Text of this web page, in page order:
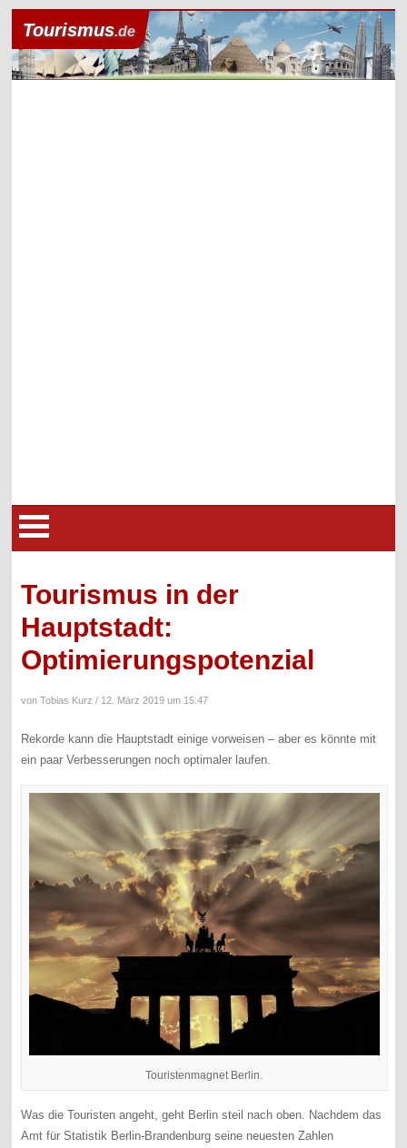
Tourismus.de
Tourismus in der
Hauptstadt:
Optimierungspotenzial
von Tobias Kurz / 12. März 2019 um 15:47
Rekorde kann die Hauptstadt einige vorweisen – aber es könnte mit
ein paar Verbesserungen noch optimaler laufen.
Touristenmagnet Berlin.
Was die Touristen angeht, geht Berlin steil nach oben. Nachdem das
Amt für Statistik Berlin-Brandenburg seine neuesten Zahlen